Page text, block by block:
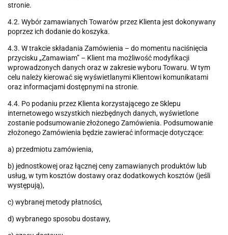
stronie.
4.2. Wybór zamawianych Towarów przez Klienta jest dokonywany
poprzez ich dodanie do koszyka.
4.3. W trakcie składania Zamówienia – do momentu naciśnięcia
przycisku „Zamawiam” – Klient ma możliwość modyfikacji
wprowadzonych danych oraz w zakresie wyboru Towaru. W tym
celu należy kierować się wyświetlanymi Klientowi komunikatami
oraz informacjami dostępnymi na stronie.
4.4. Po podaniu przez Klienta korzystającego ze Sklepu
internetowego wszystkich niezbędnych danych, wyświetlone
zostanie podsumowanie złożonego Zamówienia. Podsumowanie
złożonego Zamówienia będzie zawierać informacje dotyczące:
a) przedmiotu zamówienia,
b) jednostkowej oraz łącznej ceny zamawianych produktów lub
usług, w tym kosztów dostawy oraz dodatkowych kosztów (jeśli
występują),
c) wybranej metody płatności,
d) wybranego sposobu dostawy,